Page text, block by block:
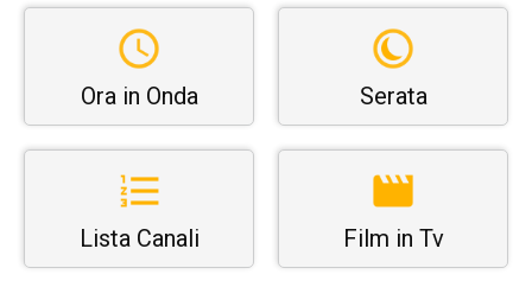
Ora in Onda Serata
Lista Canali Film in Tv